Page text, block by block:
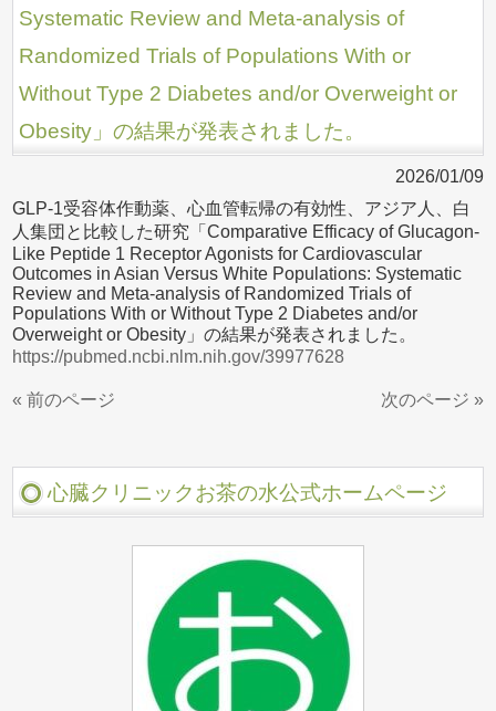
Systematic Review and Meta-analysis of
Randomized Trials of Populations With or
Without Type 2 Diabetes and/or Overweight or
Obesity」の結果が発表されました。
2026/01/09
GLP-1受容体作動薬、心血管転帰の有効性、アジア人、白
人集団と比較した研究「Comparative Efficacy of Glucagon-
Like Peptide 1 Receptor Agonists for Cardiovascular
Outcomes in Asian Versus White Populations: Systematic
Review and Meta-analysis of Randomized Trials of
Populations With or Without Type 2 Diabetes and/or
Overweight or Obesity」の結果が発表されました。
https://pubmed.ncbi.nlm.nih.gov/39977628
« 前のページ 次のページ »
心臓クリニックお茶の水公式ホームページ